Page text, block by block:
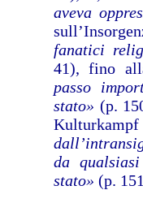
aveva
fanatici
41), fino
passo
stato» (p.
Kulturkampf
da
stato» (p.